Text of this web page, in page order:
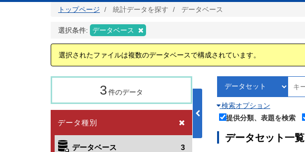
トップページ 統計データを探す データベース
選択条件: データベース
選択されたファイルは複数のデータベースで構成されています。
3件のデータ
データ種別
データベース 3
検索オプション
提供分類、表題を検索
データセット一覧